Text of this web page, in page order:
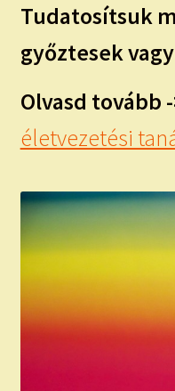
Tudatosítsuk
győztesek
Olvasd tovább
életvezetési